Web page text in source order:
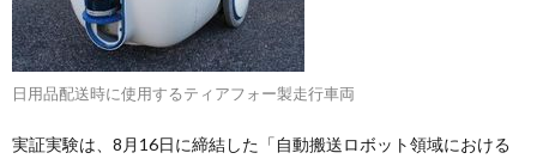
日用品配送時に使用するティアフォー製走行車両
実証実験は、8月16日に締結した「自動搬送ロボット領域における